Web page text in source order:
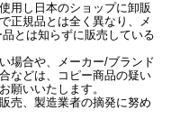
用し日本のショップに卸販
正規品とは全く異なり、メ
とは知らずに販売している
場合や、メーカー/ブランド
などは、コピー商品の疑い
願いいたします。
売、製造業者の摘発に努め